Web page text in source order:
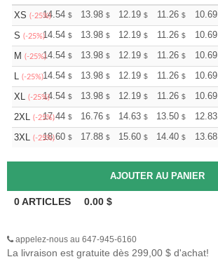
XS (-25%)14.54 $ 13.98 $ 12.19 $ 11.26 $ 10.69
S (-25%)14.54 $ 13.98 $ 12.19 $ 11.26 $ 10.69
M (-25%)14.54 $ 13.98 $ 12.19 $ 11.26 $ 10.69
L (-25%)14.54 $ 13.98 $ 12.19 $ 11.26 $ 10.69
XL (-25%)14.54 $ 13.98 $ 12.19 $ 11.26 $ 10.69
2XL (-25%)17.44 $ 16.76 $ 14.63 $ 13.50 $ 12.83
3XL (-25%)18.60 $ 17.88 $ 15.60 $ 14.40 $ 13.68
0ARTICLES 0.00 $
appelez-nous au 647-945-6160
La livraison est gratuite dès 299,00 $ d'achat!